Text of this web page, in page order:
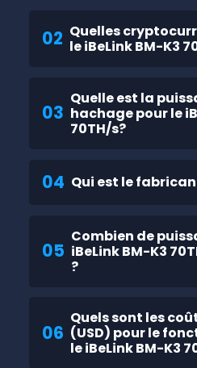
02 Quelles
le iBeLink BM-K3
03
Quelle est la
hachage pour le
70TH/s?
04 Qui est le
05
Combien de
iBeLink BM-K3
?
06
Quels sont les
(USD) pour le
le iBeLink BM-K3